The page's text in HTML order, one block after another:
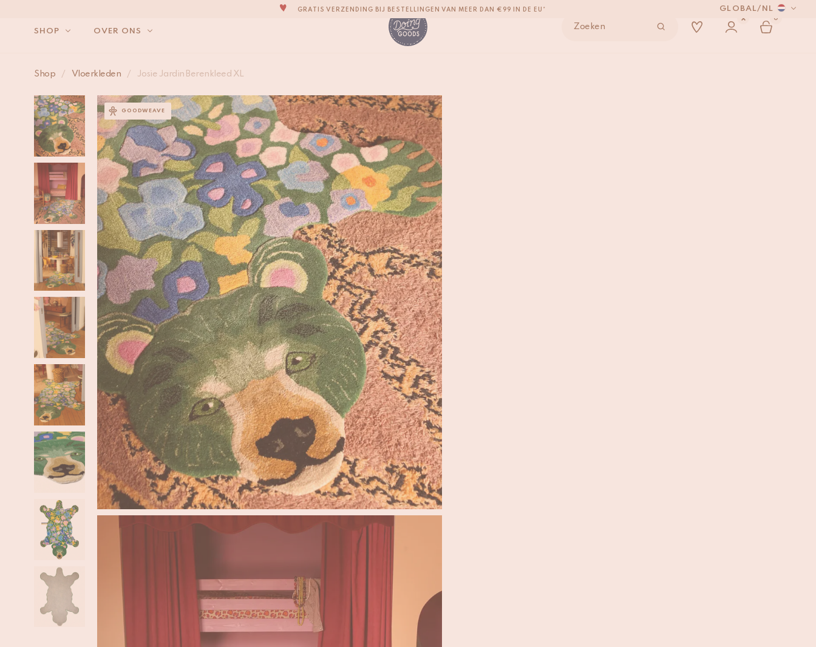
GLOBAL/ NL
EEN SCHATKIST VOL IMPERFECTE EN LEUKE WOONACCESSOIRES
WE STREVEN ERNAAR JE ITEMS BINNEN 1 TOT 2 WERKDAGEN TE VERZENDEN
AL ONZE PRODUCTEN ZIJN 100% HANDGEMAAKT
GRATIS VERZENDING BIJ BESTELLINGEN VAN MEER DAN €99 IN DE EU*
SHOP OVER ONS
Zoeken
0
Shop / Vloerkleden / Josie Jardin Berenkleed XL
GOODWEAVE